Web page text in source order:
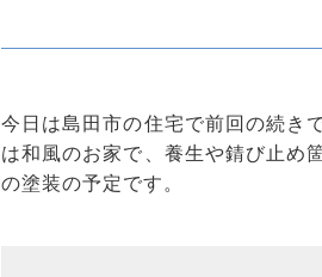
今日は島田市の住宅で前回の続き
は和風のお家で、養生や錆び止め
の塗装の予定です。